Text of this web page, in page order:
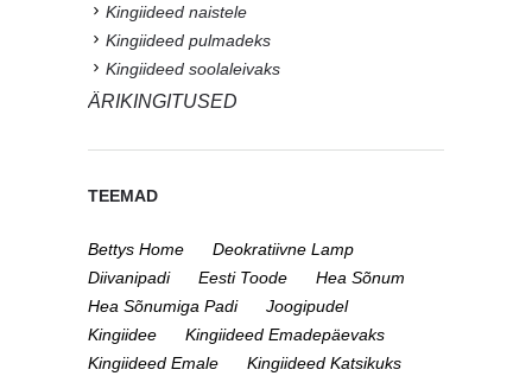
Kingiideed naistele
Kingiideed pulmadeks
Kingiideed soolaleivaks
ÄRIKINGITUSED
TEEMAD
Bettys Home
Deokratiivne Lamp
Diivanipadi
Eesti Toode
Hea Sõnum
Hea Sõnumiga Padi
Joogipudel
Kingiidee
Kingiideed Emadepäevaks
Kingiideed Emale
Kingiideed Katsikuks